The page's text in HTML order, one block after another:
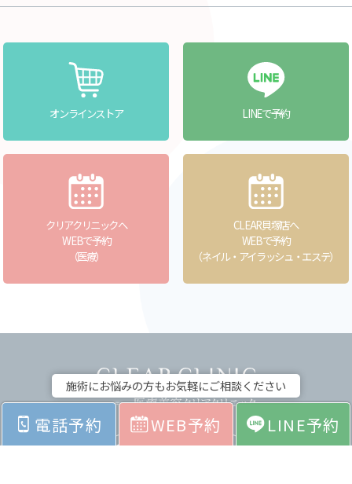
オンラインストア LINEで予約
クリアクリニックへ
WEBで予約
（医療）
CLEAR貝塚店へ
WEBで予約
（ネイル・アイラッシュ・エステ）
施術にお悩みの方もお気軽にご相談ください
電話予約 WEB予約 LINE予約